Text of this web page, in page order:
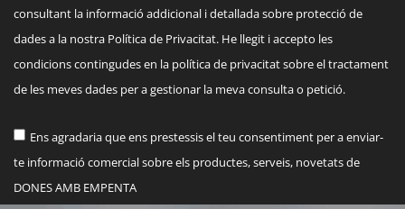
consultant la informació addicional i detallada sobre protecció de
dades a la nostra Política de Privacitat. He llegit i accepto les
condicions contingudes en la política de privacitat sobre el tractament
de les meves dades per a gestionar la meva consulta o petició.
Ens agradaria que ens prestessis el teu consentiment per a enviar-
te informació comercial sobre els productes, serveis, novetats de
DONES AMB EMPENTA